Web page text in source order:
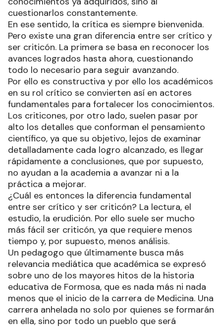
cuestionarlos constantemente.
En ese sentido, la crítica es siempre bienvenida.
Pero existe una gran diferencia entre ser crítico y
ser criticón. La primera se basa en reconocer los
avances logrados hasta ahora, cuestionando
todo lo necesario para seguir avanzando.
Por ello es constructiva y por ello los académicos
en su rol crítico se convierten así en actores
fundamentales para fortalecer los conocimientos.
Los criticones, por otro lado, suelen pasar por
alto los detalles que conforman el pensamiento
científico, ya que su objetivo, lejos de examinar
detalladamente cada logro alcanzado, es llegar
rápidamente a conclusiones, que por supuesto,
no ayudan a la academia a avanzar ni a la
práctica a mejorar.
¿Cuál es entonces la diferencia fundamental
entre ser crítico y ser criticón? La lectura, el
estudio, la erudición. Por ello suele ser mucho
más fácil ser criticón, ya que requiere menos
tiempo y, por supuesto, menos análisis.
Un pedagogo que últimamente busca más
relevancia mediática que académica se expresó
sobre uno de los mayores hitos de la historia
educativa de Formosa, que es nada más ni nada
menos que el inicio de la carrera de Medicina. Una
carrera anhelada no solo por quienes se formarán
en ella, sino por todo un pueblo que será